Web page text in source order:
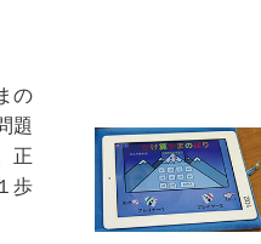
の
題
正
歩